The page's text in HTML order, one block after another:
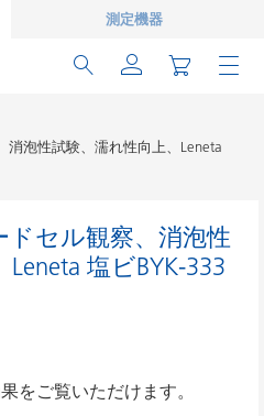
測定機器
消泡性試験、濡れ性向上、Leneta
ドセル観察、消泡性
塩ビBYK-333
をご覧いただけます。